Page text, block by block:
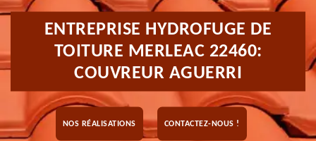
ENTREPRISE HYDROFUGE DE
TOITURE MERLEAC 22460:
COUVREUR AGUERRI
NOS RÉALISATIONS CONTACTEZ-NOUS !